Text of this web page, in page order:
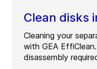
Clean disks
Cleaning your
with GEA
disassembly